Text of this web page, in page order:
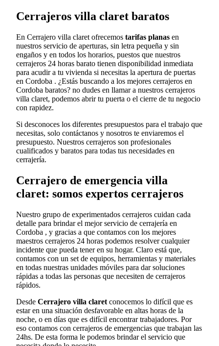
Cerrajeros villa claret baratos
En Cerrajero villa claret ofrecemos tarifas planas en
nuestros servicio de aperturas, sin letra pequeña y sin
engaños y en todos los horarios, puestos que nuestros
cerrajeros 24 horas barato tienen disponibilidad inmediata
para acudir a tu vivienda si necesitas la apertura de puertas
en Cordoba . ¿Estás buscando a los mejores cerrajeros en
Cordoba baratos? no dudes en llamar a nuestros cerrajeros
villa claret, podemos abrir tu puerta o el cierre de tu negocio
con rapidez.
Si desconoces los diferentes presupuestos para el trabajo que
necesitas, solo contáctanos y nosotros te enviaremos el
presupuesto. Nuestros cerrajeros son profesionales
cualificados y baratos para todas tus necesidades en
cerrajería.
Cerrajero de emergencia villa
claret: somos expertos cerrajeros
Nuestro grupo de experimentados cerrajeros cuidan cada
detalle para brindar el mejor servicio de cerrajería en
Cordoba , y gracias a que contamos con los mejores
maestros cerrajeros 24 horas podemos resolver cualquier
incidente que pueda tener en su hogar. Claro está que,
contamos con un set de equipos, herramientas y materiales
en todas nuestras unidades móviles para dar soluciones
rápidas a todas las personas que necesiten de cerrajeros
rápidos.
Desde Cerrajero villa claret conocemos lo difícil que es
estar en una situación desfavorable en altas horas de la
noche, o en días que es difícil encontrar trabajadores. Por
eso contamos con cerrajeros de emergencias que trabajan las
24hs. De esta forma le podemos brindar el servicio que